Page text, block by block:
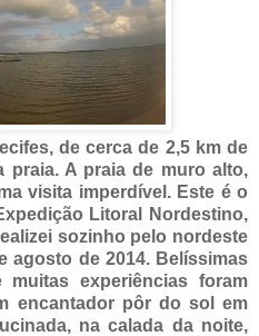
de cerca de 2,5 km de
praia. A praia de muro alto,
visita imperdível. Este é o
Litoral Nordestino,
sozinho pelo nordeste
agosto de 2014. Belíssimas
experiências foram
encantador pôr do sol em
na calada da noite,